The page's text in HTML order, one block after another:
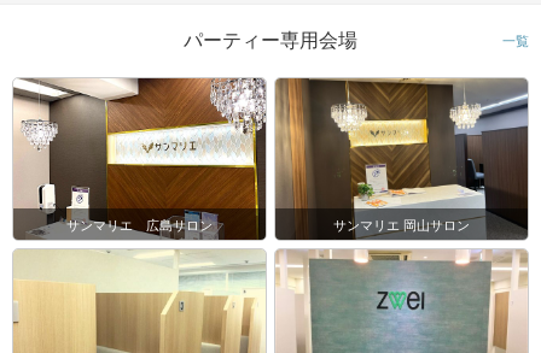
パーティー専用会場 一覧
サンマリエ 広島サロン サンマリエ 岡山サロン